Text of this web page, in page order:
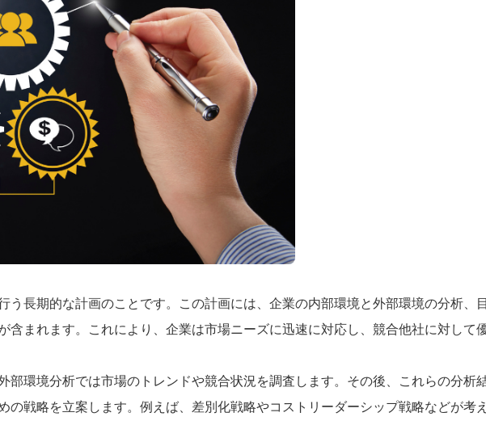
長期的な計画のことです。この計画には、企業の内部環境と外部環境の分析、目
まれます。これにより、企業は市場ニーズに迅速に対応し、競合他社に対して
環境分析では市場のトレンドや競合状況を調査します。その後、これらの分析
戦略を立案します。例えば、差別化戦略やコストリーダーシップ戦略などが考え